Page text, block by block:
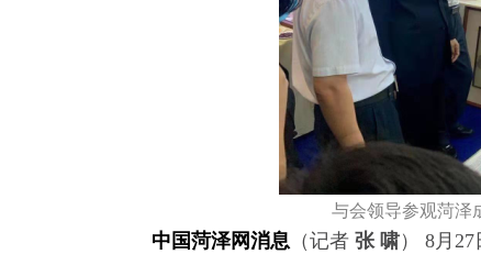
与会领导参观菏泽
中国菏泽网消息 （记者 张 啸） 8月